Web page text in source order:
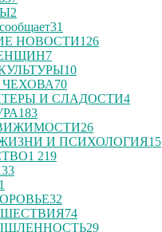
2
31
НОВОСТИ126
7
10
70
И СЛАДОСТИ4
183
26
И ПСИХОЛОГИЯ15
1 219
33
1
32
74
29